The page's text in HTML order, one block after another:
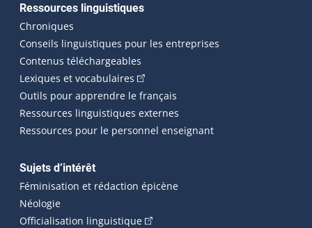
Ressources linguistiques
Chroniques
Conseils linguistiques pour les entreprises
Contenus téléchargeables
Lexiques et vocabulaires (Cet hyperlien externe s'ouvrira
Outils pour apprendre le français
Ressources linguistiques externes
Ressources pour le personnel enseignant
Sujets d’intérêt
Féminisation et rédaction épicène
Néologie
Officialisation linguistique(Cet hyperlien externe s'ouvrira